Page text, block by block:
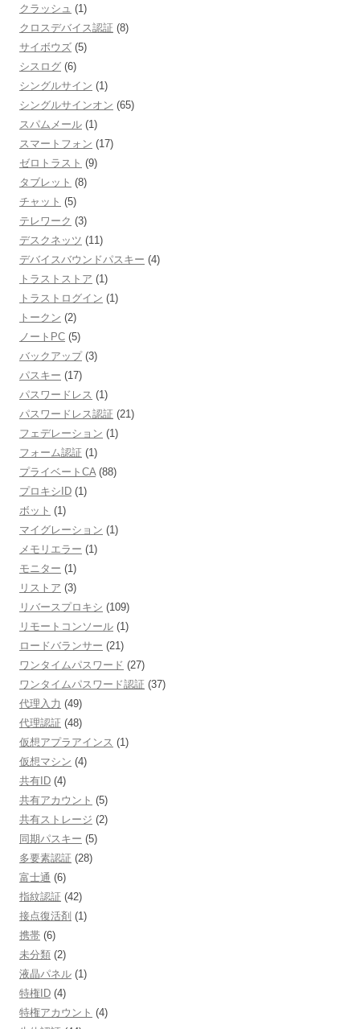
クラッシュ (1)
クロスデバイス認証 (8)
サイボウズ (5)
シスログ (6)
シングルサイン (1)
シングルサインオン (65)
スパムメール (1)
スマートフォン (17)
ゼロトラスト (9)
タブレット (8)
チャット (5)
テレワーク (3)
デスクネッツ (11)
デバイスバウンドパスキー (4)
トラストストア (1)
トラストログイン (1)
トークン (2)
ノートPC (5)
バックアップ(3)
パスキー (17)
パスワードレス (1)
パスワードレス認証 (21)
フェデレーション (1)
フォーム認証 (1)
プライベートCA(88)
プロキシID (1)
ボット (1)
マイグレーション (1)
メモリエラー (1)
モニター (1)
リストア (3)
リバースプロキシ (109)
リモートコンソール (1)
ロードバランサー (21)
ワンタイムパスワード (27)
ワンタイムパスワード認証 (37)
代理入力 (49)
代理認証 (48)
仮想アプラアインス (1)
仮想マシン (4)
共有ID (4)
共有アカウント (5)
共有ストレージ (2)
同期パスキー (5)
多要素認証 (28)
富士通 (6)
指紋認証 (42)
接点復活剤 (1)
携帯 (6)
未分類 (2)
液晶パネル (1)
特権ID (4)
特権アカウント (4)